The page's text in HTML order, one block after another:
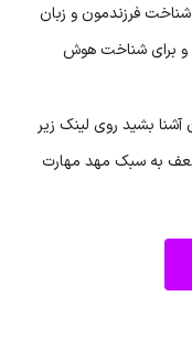
شناخت فرزندمون و زبان
و برای شناخت هوش
بشید روی لینک زیر
به سبک مهد مهارت